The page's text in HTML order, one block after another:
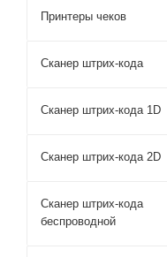
Принтеры чеков
Сканер штрих-кода
Сканер штрих-кода 1D
Сканер штрих-кода 2D
Сканер штрих-кода
беспроводной